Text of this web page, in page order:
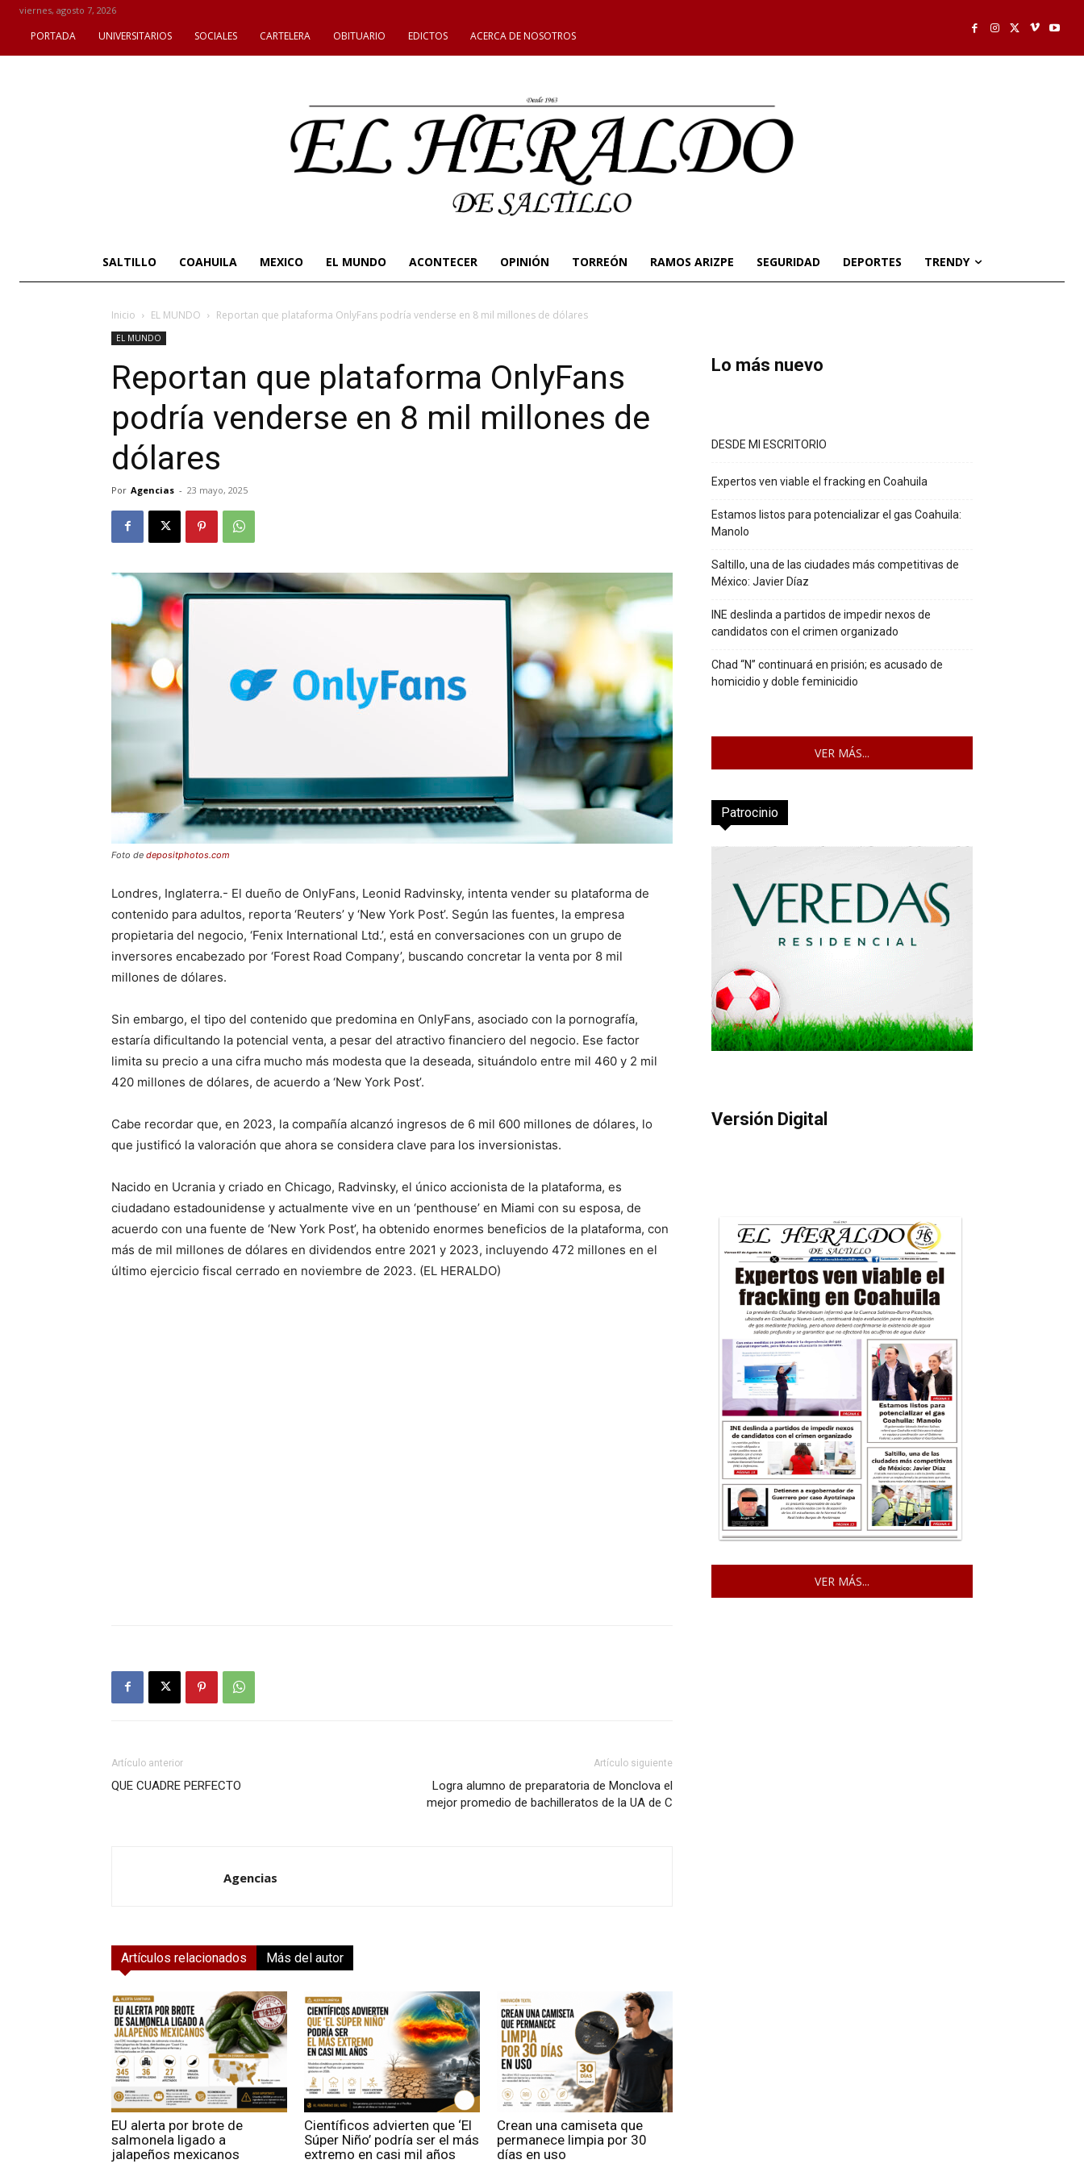
viernes, agosto 7, 2026
PORTADA UNIVERSITARIOS SOCIALES CARTELERA OBITUARIO EDICTOS ACERCA DE NOSOTROS
SALTILLO COAHUILA MEXICO EL MUNDO ACONTECER OPINIÓN TORREÓN RAMOS ARIZPE SEGURIDAD DEPORTES TRENDY
Inicio EL MUNDO Reportan que plataforma OnlyFans podría venderse en 8 mil millones de dólares
EL MUNDO
Reportan que plataforma OnlyFans
podría venderse en 8 mil millones de
dólares
Por Agencias - 23 mayo, 2025
Foto de depositphotos.com
Londres, Inglaterra.- El dueño de OnlyFans, Leonid Radvinsky, intenta vender su plataforma de
contenido para adultos, reporta ‘Reuters’ y ‘New York Post’. Según las fuentes, la empresa
propietaria del negocio, ‘Fenix International Ltd.’, está en conversaciones con un grupo de
inversores encabezado por ‘Forest Road Company’, buscando concretar la venta por 8 mil
millones de dólares.
Sin embargo, el tipo del contenido que predomina en OnlyFans, asociado con la pornografía,
estaría dificultando la potencial venta, a pesar del atractivo financiero del negocio. Ese factor
limita su precio a una cifra mucho más modesta que la deseada, situándolo entre mil 460 y 2 mil
420 millones de dólares, de acuerdo a ‘New York Post’.
Cabe recordar que, en 2023, la compañía alcanzó ingresos de 6 mil 600 millones de dólares, lo
que justificó la valoración que ahora se considera clave para los inversionistas.
Nacido en Ucrania y criado en Chicago, Radvinsky, el único accionista de la plataforma, es
ciudadano estadounidense y actualmente vive en un ‘penthouse’ en Miami con su esposa, de
acuerdo con una fuente de ‘New York Post’, ha obtenido enormes beneficios de la plataforma, con
más de mil millones de dólares en dividendos entre 2021 y 2023, incluyendo 472 millones en el
último ejercicio fiscal cerrado en noviembre de 2023. (EL HERALDO)
Artículo anterior
QUE CUADRE PERFECTO
Artículo siguiente
Logra alumno de preparatoria de Monclova el
mejor promedio de bachilleratos de la UA de C
Agencias
Artículos relacionados Más del autor
EU alerta por brote de
salmonela ligado a
jalapeños mexicanos
Científicos advierten que ‘El
Súper Niño’ podría ser el más
extremo en casi mil años
Crean una camiseta que
permanece limpia por 30
días en uso
Lo más nuevo
DESDE MI ESCRITORIO
Expertos ven viable el fracking en Coahuila
Estamos listos para potencializar el gas Coahuila:
Manolo
Saltillo, una de las ciudades más competitivas de
México: Javier Díaz
INE deslinda a partidos de impedir nexos de
candidatos con el crimen organizado
Chad “N” continuará en prisión; es acusado de
homicidio y doble feminicidio
VER MÁS...
Patrocinio
Versión Digital
VER MÁS...